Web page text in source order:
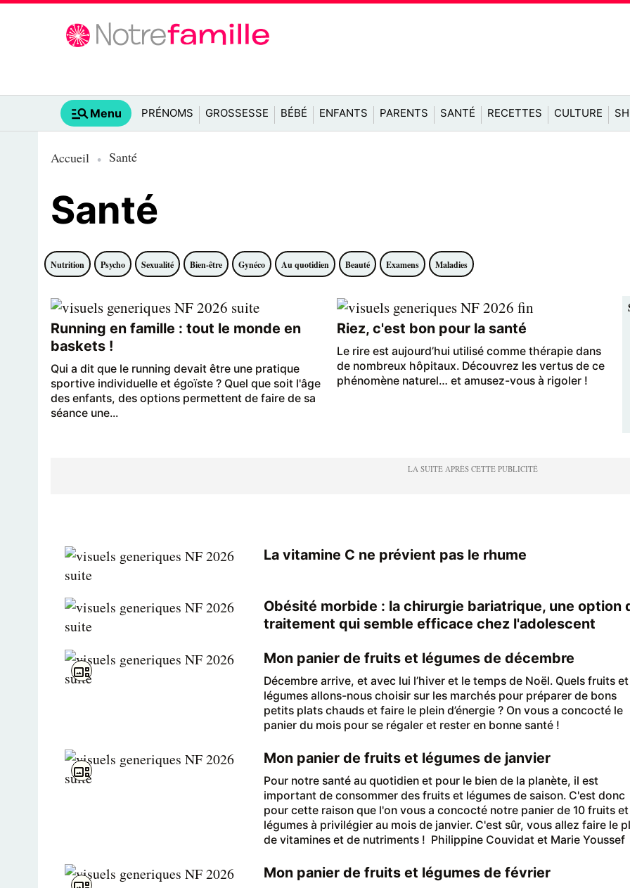
Menu PRÉNOMS GROSSESSE BÉBÉ ENFANTS PARENTS SANTÉ RECETTES CULTURE
Accueil Santé
Santé
Nutrition Psycho Sexualité Bien-être Gynéco Au quotidien Beauté Examens Maladies
Running en famille : tout le monde en
baskets !
Qui a dit que le running devait être une pratique
sportive individuelle et égoïste ? Quel que soit l'âge
des enfants, des options permettent de faire de sa
séance une...
Riez, c'est bon pour la santé
Le rire est aujourd’hui utilisé comme thérapie dans
de nombreux hôpitaux. Découvrez les vertus de ce
phénomène naturel… et amusez-vous à rigoler !
La vitamine C ne prévient pas le rhume
Obésité morbide : la chirurgie bariatrique, une option
traitement qui semble efficace chez l'adolescent
Mon panier de fruits et légumes de décembre
Décembre arrive, et avec lui l’hiver et le temps de Noël. Quels fruits et
légumes allons-nous choisir sur les marchés pour préparer de bons
petits plats chauds et faire le plein d’énergie ? On vous a concocté le
panier du mois pour se régaler et rester en bonne santé !
Mon panier de fruits et légumes de janvier
Pour notre santé au quotidien et pour le bien de la planète, il est
important de consommer des fruits et légumes de saison. C'est donc
pour cette raison que l'on vous a concocté notre panier de 10 fruits et
légumes à privilégier au mois de janvier. C'est sûr, vous allez faire le
de vitamines et de nutriments ! Philippine Couvidat et Marie Youssef
Mon panier de fruits et légumes de février